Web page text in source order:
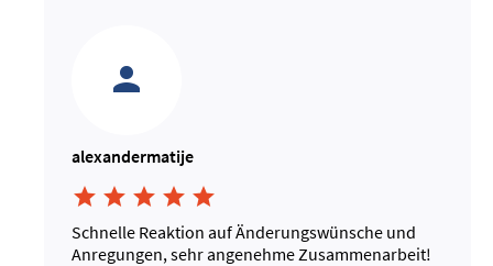
alexandermatije
    
Schnelle Reaktion auf Änderungswünsche und
Anregungen, sehr angenehme Zusammenarbeit!